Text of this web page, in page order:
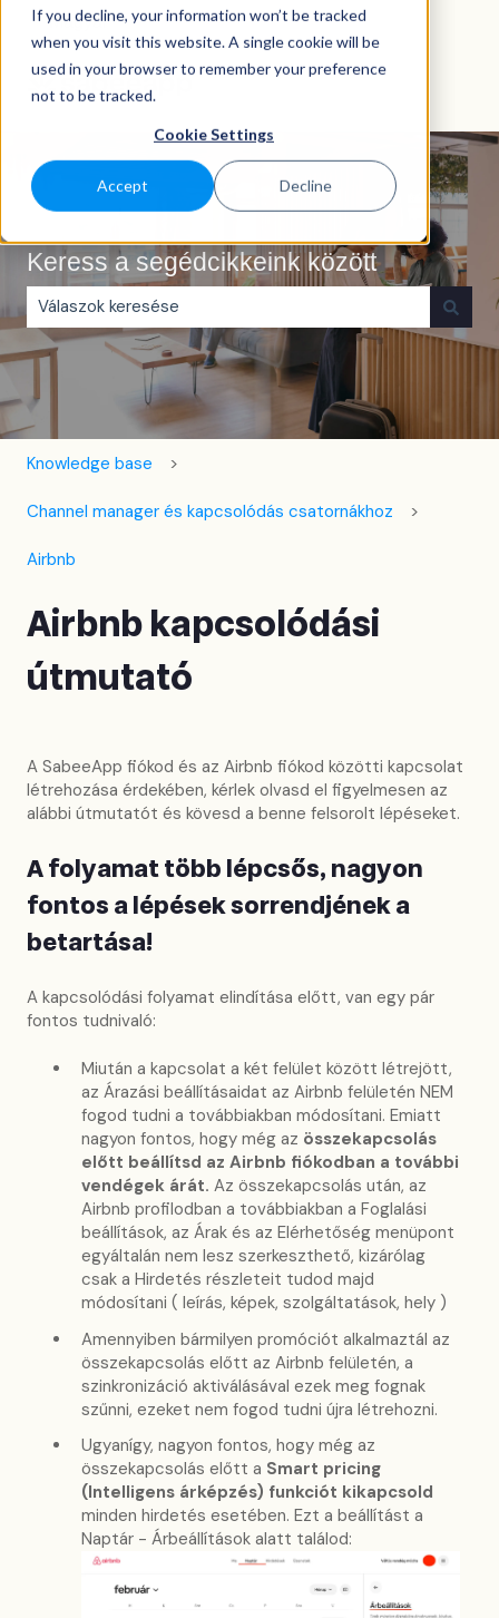
If you decline, your information won’t be tracked
when you visit this website. A single cookie will be
used in your browser to remember your preference
not to be tracked.
Cookie Settings
Accept Decline
MagyarAlmenü megjelenítése fordításokhoz
Keress a segédcikkeink között
Nincs javaslat, mert üres a keresőmező.
Knowledge base
Channel manager és kapcsolódás csatornákhoz
Airbnb
Airbnb kapcsolódási
útmutató
A SabeeApp fiókod és az Airbnb fiókod közötti kapcsolat
létrehozása érdekében, kérlek olvasd el figyelmesen az
alábbi útmutatót és kövesd a benne felsorolt lépéseket.
A folyamat több lépcsős, nagyon
fontos a lépések sorrendjének a
betartása!
A kapcsolódási folyamat elindítása előtt, van egy pár
fontos tudnivaló:
Miután a kapcsolat a két felület között létrejött,
az Árazási beállításaidat az Airbnb felületén NEM
fogod tudni a továbbiakban módosítani. Emiatt
nagyon fontos, hogy még az összekapcsolás
előtt beállítsd az Airbnb fiókodban a további
vendégek árát. Az összekapcsolás után, az
Airbnb profilodban a továbbiakban a Foglalási
beállítások, az Árak és az Elérhetőség menüpont
egyáltalán nem lesz szerkeszthető, kizárólag
csak a Hirdetés részleteit tudod majd
módosítani ( leírás, képek, szolgáltatások, hely )
Amennyiben bármilyen promóciót alkalmaztál az
összekapcsolás előtt az Airbnb felületén, a
szinkronizáció aktiválásával ezek meg fognak
szűnni, ezeket nem fogod tudni újra létrehozni.
Ugyanígy, nagyon fontos, hogy még az
összekapcsolás előtt a Smart pricing
(Intelligens árképzés) funkciót kikapcsold
minden hirdetés esetében. Ezt a beállítást a
Naptár - Árbeállítások alatt találod: